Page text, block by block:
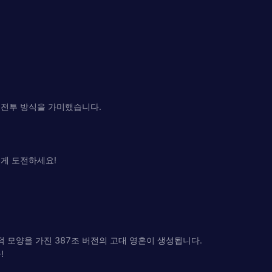
투 방식을 가미했습니다.
도전하세요!
모양을 가진 387조 버전의 고대 영혼이 생성됩니다.